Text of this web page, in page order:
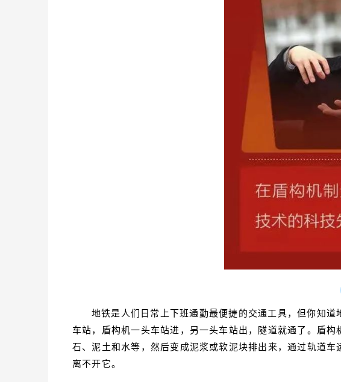
地铁是人们日常上下班通勤最便捷的交通工具，但你知
车站，盾构机一头车站进，另一头车站出，隧道就通了。盾
石、泥土和水等，然后变成泥浆或软泥块排出来，通过轨道
离不开它。